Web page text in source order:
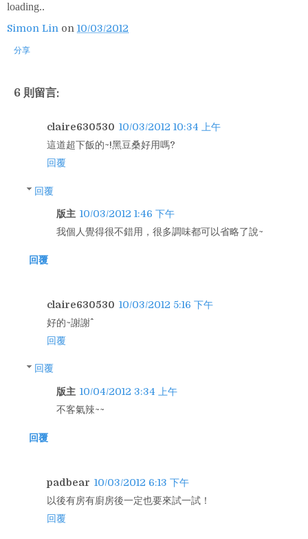
loading..
Simon Lin on 10/03/2012
分享
6 則留言:
claire630530 10/03/2012 10:34 上午
這道超下飯的~!黑豆桑好用嗎?
回覆
回覆
版主 10/03/2012 1:46 下午
我個人覺得很不錯用，很多調味都可以省略了說~
回覆
claire630530 10/03/2012 5:16 下午
好的~謝謝^^
回覆
回覆
版主 10/04/2012 3:34 上午
不客氣辣~~
回覆
padbear 10/03/2012 6:13 下午
以後有房有廚房後一定也要來試一試！
回覆